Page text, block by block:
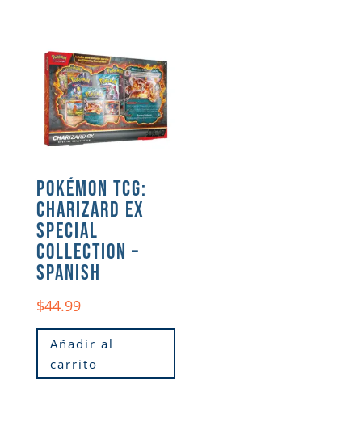
POKÉMON TCG:
CHARIZARD EX
SPECIAL
COLLECTION –
SPANISH
$44.99
Añadir al
carrito